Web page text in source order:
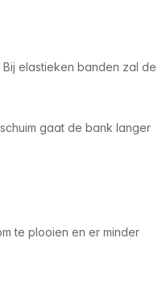
elastieken banden zal de
gaat de bank langer
te plooien en er minder